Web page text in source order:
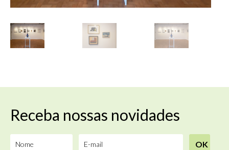
Receba nossas novidades